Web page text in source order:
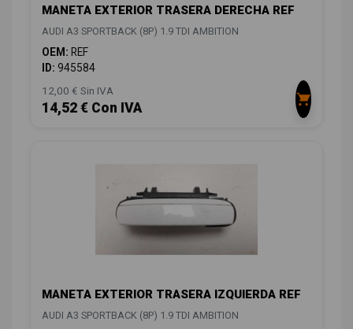
MANETA EXTERIOR TRASERA DERECHA REF
AUDI A3 SPORTBACK (8P) 1.9 TDI AMBITION
OEM: REF
ID: 945584
12,00 € Sin IVA
14,52 € Con IVA
MANETA EXTERIOR TRASERA IZQUIERDA REF
AUDI A3 SPORTBACK (8P) 1.9 TDI AMBITION